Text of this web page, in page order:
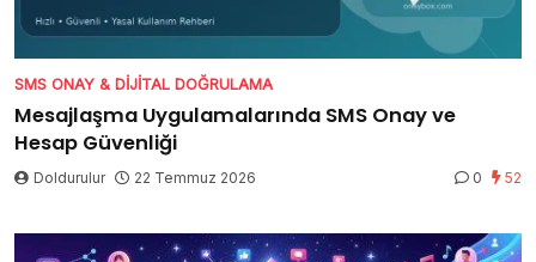
SMS ONAY & DIJITAL DOĞRULAMA
Mesajlaşma Uygulamalarında SMS Onay ve
Hesap Güvenliği
Doldurulur 22 Temmuz 2026 0 52